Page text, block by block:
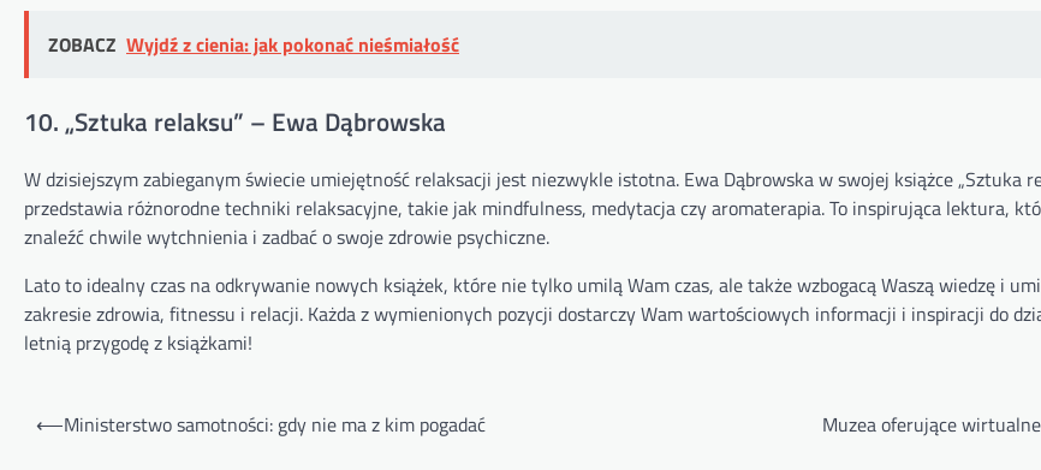
ZOBACZ Wyjdź z cienia: jak pokonać nieśmiałość
10. „Sztuka relaksu” – Ewa Dąbrowska
W dzisiejszym zabieganym świecie umiejętność relaksacji jest niezwykle istotna. Ewa Dąbrowska w swojej książce „Sztuka
przedstawia różnorodne techniki relaksacyjne, takie jak mindfulness, medytacja czy aromaterapia. To inspirująca lektura,
znaleźć chwile wytchnienia i zadbać o swoje zdrowie psychiczne.
Lato to idealny czas na odkrywanie nowych książek, które nie tylko umilą Wam czas, ale także wzbogacą Waszą wiedzę i
zakresie zdrowia, fitnessu i relacji. Każda z wymienionych pozycji dostarczy Wam wartościowych informacji i inspiracji do
letnią przygodę z książkami!
Nawigacja
⟵Ministerstwo samotności: gdy nie ma z kim pogadać Muzea oferujące